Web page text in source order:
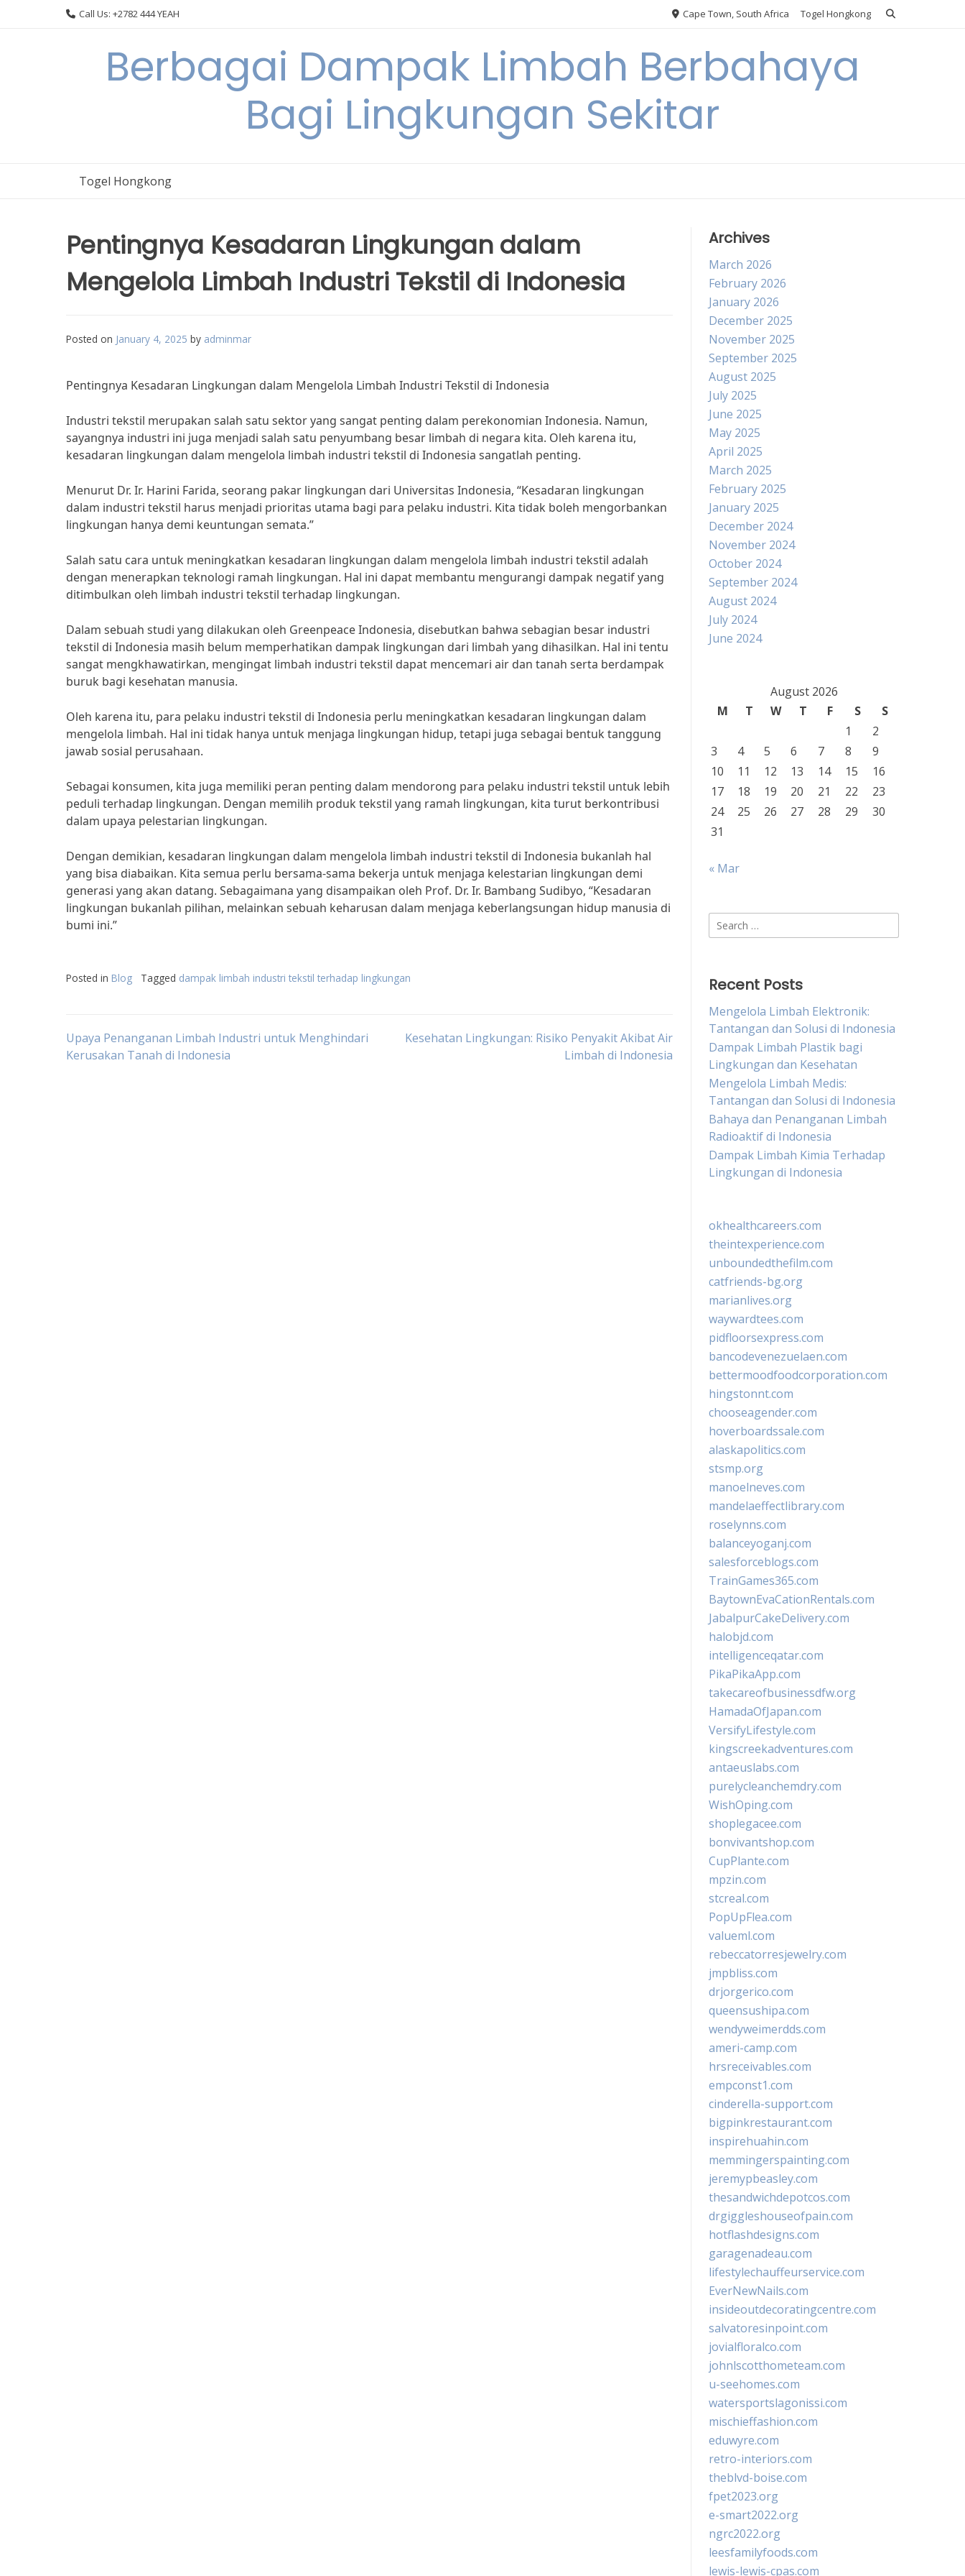
Call Us: +2782 444 YEAH Cape Town, South Africa Togel Hongkong
Berbagai Dampak Limbah Berbahaya
Bagi Lingkungan Sekitar
Togel Hongkong
Pentingnya Kesadaran Lingkungan dalam
Mengelola Limbah Industri Tekstil di Indonesia
Posted on January 4, 2025 by adminmar
Pentingnya Kesadaran Lingkungan dalam Mengelola Limbah Industri Tekstil di Indonesia
Industri tekstil merupakan salah satu sektor yang sangat penting dalam perekonomian Indonesia. Namun,
sayangnya industri ini juga menjadi salah satu penyumbang besar limbah di negara kita. Oleh karena itu,
kesadaran lingkungan dalam mengelola limbah industri tekstil di Indonesia sangatlah penting.
Menurut Dr. Ir. Harini Farida, seorang pakar lingkungan dari Universitas Indonesia, “Kesadaran lingkungan
dalam industri tekstil harus menjadi prioritas utama bagi para pelaku industri. Kita tidak boleh mengorbankan
lingkungan hanya demi keuntungan semata.”
Salah satu cara untuk meningkatkan kesadaran lingkungan dalam mengelola limbah industri tekstil adalah
dengan menerapkan teknologi ramah lingkungan. Hal ini dapat membantu mengurangi dampak negatif yang
ditimbulkan oleh limbah industri tekstil terhadap lingkungan.
Dalam sebuah studi yang dilakukan oleh Greenpeace Indonesia, disebutkan bahwa sebagian besar industri
tekstil di Indonesia masih belum memperhatikan dampak lingkungan dari limbah yang dihasilkan. Hal ini tentu
sangat mengkhawatirkan, mengingat limbah industri tekstil dapat mencemari air dan tanah serta berdampak
buruk bagi kesehatan manusia.
Oleh karena itu, para pelaku industri tekstil di Indonesia perlu meningkatkan kesadaran lingkungan dalam
mengelola limbah. Hal ini tidak hanya untuk menjaga lingkungan hidup, tetapi juga sebagai bentuk tanggung
jawab sosial perusahaan.
Sebagai konsumen, kita juga memiliki peran penting dalam mendorong para pelaku industri tekstil untuk lebih
peduli terhadap lingkungan. Dengan memilih produk tekstil yang ramah lingkungan, kita turut berkontribusi
dalam upaya pelestarian lingkungan.
Dengan demikian, kesadaran lingkungan dalam mengelola limbah industri tekstil di Indonesia bukanlah hal
yang bisa diabaikan. Kita semua perlu bersama-sama bekerja untuk menjaga kelestarian lingkungan demi
generasi yang akan datang. Sebagaimana yang disampaikan oleh Prof. Dr. Ir. Bambang Sudibyo, “Kesadaran
lingkungan bukanlah pilihan, melainkan sebuah keharusan dalam menjaga keberlangsungan hidup manusia di
bumi ini.”
Posted in Blog Tagged dampak limbah industri tekstil terhadap lingkungan
Post
Upaya Penanganan Limbah Industri untuk Menghindari
Kerusakan Tanah di Indonesia
Kesehatan Lingkungan: Risiko Penyakit Akibat Air
Limbah di Indonesia
Archives
March 2026
February 2026
January 2026
December 2025
November 2025
September 2025
August 2025
July 2025
June 2025
May 2025
April 2025
March 2025
February 2025
January 2025
December 2024
November 2024
October 2024
September 2024
August 2024
July 2024
June 2024
August 2026
M
T W T F S
S
1
2
3
4 5 6 7 8
9
10
11 12 13 14 15
16
17
18 19 20 21 22
23
24
25 26 27 28 29
30
31
« Mar
Search
for:
Recent Posts
Mengelola Limbah Elektronik:
Tantangan dan Solusi di Indonesia
Dampak Limbah Plastik bagi
Lingkungan dan Kesehatan
Mengelola Limbah Medis:
Tantangan dan Solusi di Indonesia
Bahaya dan Penanganan Limbah
Radioaktif di Indonesia
Dampak Limbah Kimia Terhadap
Lingkungan di Indonesia
okhealthcareers.com
theintexperience.com
unboundedthefilm.com
catfriends-bg.org
marianlives.org
waywardtees.com
pidfloorsexpress.com
bancodevenezuelaen.com
bettermoodfoodcorporation.com
hingstonnt.com
chooseagender.com
hoverboardssale.com
alaskapolitics.com
stsmp.org
manoelneves.com
mandelaeffectlibrary.com
roselynns.com
balanceyoganj.com
salesforceblogs.com
TrainGames365.com
BaytownEvaCationRentals.com
JabalpurCakeDelivery.com
halobjd.com
intelligenceqatar.com
PikaPikaApp.com
takecareofbusinessdfw.org
HamadaOfJapan.com
VersifyLifestyle.com
kingscreekadventures.com
antaeuslabs.com
purelycleanchemdry.com
WishOping.com
shoplegacee.com
bonvivantshop.com
CupPlante.com
mpzin.com
stcreal.com
PopUpFlea.com
valueml.com
rebeccatorresjewelry.com
jmpbliss.com
drjorgerico.com
queensushipa.com
wendyweimerdds.com
ameri-camp.com
hrsreceivables.com
empconst1.com
cinderella-support.com
bigpinkrestaurant.com
inspirehuahin.com
memmingerspainting.com
jeremypbeasley.com
thesandwichdepotcos.com
drgiggleshouseofpain.com
hotflashdesigns.com
garagenadeau.com
lifestylechauffeurservice.com
EverNewNails.com
insideoutdecoratingcentre.com
salvatoresinpoint.com
jovialfloralco.com
johnlscotthometeam.com
u-seehomes.com
watersportslagonissi.com
mischieffashion.com
eduwyre.com
retro-interiors.com
theblvd-boise.com
fpet2023.org
e-smart2022.org
ngrc2022.org
leesfamilyfoods.com
lewis-lewis-cpas.com